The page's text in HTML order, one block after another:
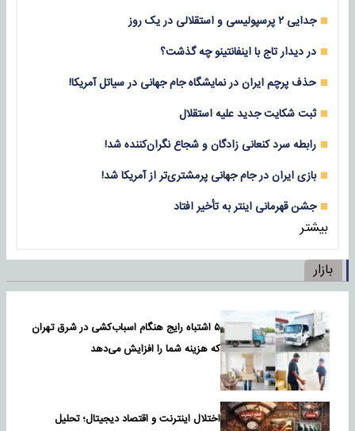
جدایی ۲ پرسپولیسی و استقلالی در یک روز
در دیدار تاج با اینفانتینو چه گذشت؟
حذف پرچم ایران در نمایشگاه جام جهانی در سیاتل آمریکا!
ثبت شکایت جدید علیه استقلال
رابطه سرد کنعانی زادگان و شجاع نگران‌کننده شد!
بازی‌ ایران در جام جهانی پرمشتری‌تر از آمریکا شد!
جشن قهرمانی اینتر به تأخیر افتاد
بیشتر
بازار
۵ اشتباه رایج هنگام اسباب‌کشی در شرق تهران
که هزینه شما را افزایش می‌دهد
اختلال اینترنت و اقتصاد دیجیتال؛ تحلیل